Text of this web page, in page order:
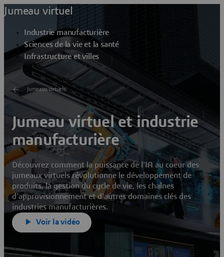
Jumeau virtuel
Industrie manufacturière
Sciences de la vie et la santé
Infrastructure et villes
Jumeaux virtuels
Jumeau virtuel et industrie
manufacturière
Découvrez comment la puissance de l'IA au coeur des
jumeaux virtuels révolutionne le développement de
produits, la gestion du cycle de vie, les chaînes
d’approvisionnement et d’autres domaines clés des
industries manufacturières.
Voir la vidéo